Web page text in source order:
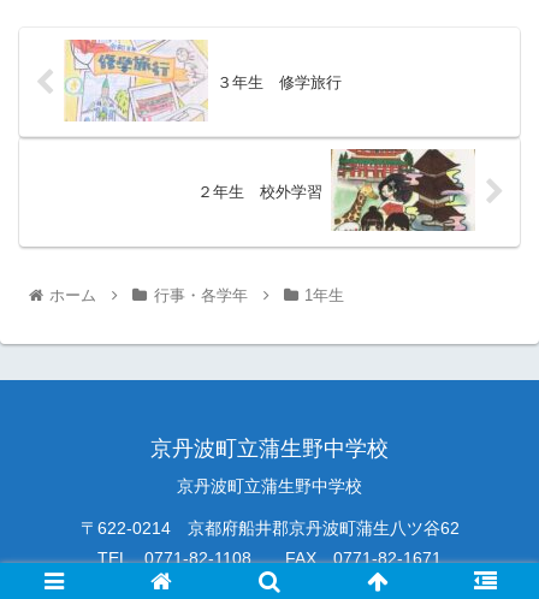
３年生 修学旅行
２年生 校外学習
ホーム 行事・各学年 1年生
京丹波町立蒲生野中学校
京丹波町立蒲生野中学校
〒622-0214 京都府船井郡京丹波町蒲生八ツ谷62
TEL 0771-82-1108 FAX 0771-82-1671
mail
komono-jhs@kyoto-be.ne.jp